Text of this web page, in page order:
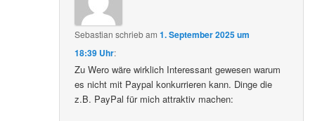
Sebastian schriebam1. September 2025 um
18:39 Uhr:
Zu Wero wäre wirklich Interessant gewesen warum
es nicht mit Paypal konkurrieren kann. Dinge die
z.B. PayPal für mich attraktiv machen: